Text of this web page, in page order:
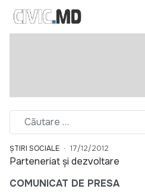
ȘTIRI SOCIALE 17/12/2012
Parteneriat și dezvoltare
COMUNICAT DE PRESA